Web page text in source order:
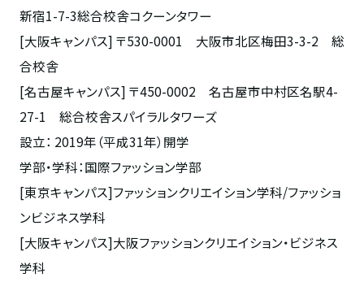
新宿1-7-3総合校舎コクーンタワー
[大阪キャンパス] 〒530-0001 大阪市北区梅田3-3-2 総
合校舎
[名古屋キャンパス] 〒450-0002 名古屋市中村区名駅4-
27-1 総合校舎スパイラルタワーズ
設立： 2019年（平成31年）開学
学部・学科：国際ファッション学部
[東京キャンパス]ファッションクリエイション学科/ファッショ
ンビジネス学科
[大阪キャンパス]大阪ファッションクリエイション・ビジネス
学科